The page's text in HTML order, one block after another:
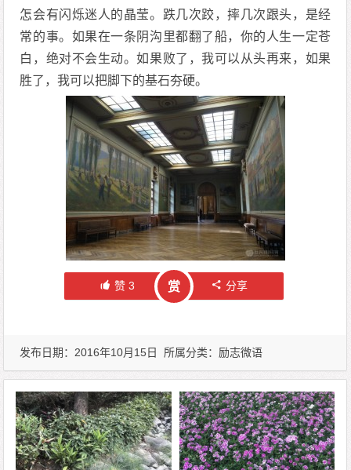
怎会有闪烁迷人的晶莹。跌几次跤，摔几次跟头，是经
常的事。如果在一条阴沟里都翻了船，你的人生一定苍
白，绝对不会生动。如果败了，我可以从头再来，如果
胜了，我可以把脚下的基石夯硬。
赞3 赏 分享
发布日期：2016年10月15日 所属分类： 励志微语